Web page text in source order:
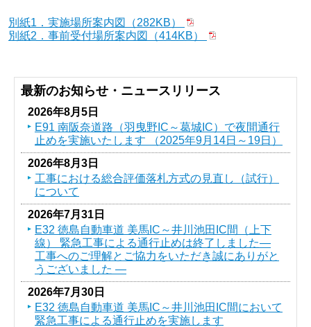
別紙1．実施場所案内図（282KB）
別紙2．事前受付場所案内図（414KB）
最新のお知らせ・ニュースリリース
2026年8月5日
E91 南阪奈道路（羽曳野IC～葛󠄀城IC）で夜間通行
止めを実施いたします （2025年9月14日～19日）
2026年8月3日
工事における総合評価落札方式の見直し（試行）
について
2026年7月31日
E32 徳島自動車道 美馬IC～井川池田IC間（上下
線） 緊急工事による通行止めは終了しました―
工事へのご理解とご協力をいただき誠にありがと
うございました ―
2026年7月30日
E32 徳島自動車道 美馬IC～井川池田IC間において
緊急工事による通行止めを実施します